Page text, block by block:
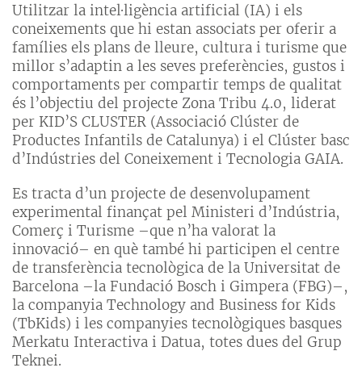
Utilitzar la intel·ligència artificial (IA) i els
coneixements que hi estan associats per oferir a
famílies els plans de lleure, cultura i turisme que
millor s’adaptin a les seves preferències, gustos i
comportaments per compartir temps de qualitat
és l’objectiu del projecte Zona Tribu 4.0, liderat
per KID’S CLUSTER (Associació Clúster de
Productes Infantils de Catalunya) i el Clúster basc
d’Indústries del Coneixement i Tecnologia GAIA.
Es tracta d’un projecte de desenvolupament
experimental finançat pel Ministeri d’Indústria,
Comerç i Turisme –que n’ha valorat la
innovació– en què també hi participen el centre
de transferència tecnològica de la Universitat de
Barcelona –la Fundació Bosch i Gimpera (FBG)–,
la companyia Technology and Business for Kids
(TbKids) i les companyies tecnològiques basques
Merkatu Interactiva i Datua, totes dues del Grup
Teknei.